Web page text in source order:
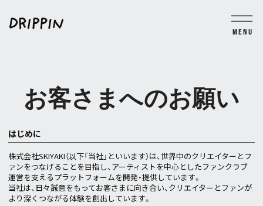
MENU
お客さまへのお願い
はじめに
株式会社SKIYAKI（以下「当社」といいます）は、世界中のクリエイターとフ
ァンをつなげることを目指し、アーティストを中心としたファンクラブ
運営を支えるプラットフォームを開発・提供しています。
当社は、日々誠意をもってお客さまに向き合い、クリエイターとファンが
より深くつながる体験を創出しています。